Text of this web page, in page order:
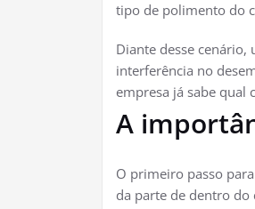
tipo de polimento do
Diante desse
interferência no
empresa já sabe qual
A
O primeiro passo
da parte de dentro do